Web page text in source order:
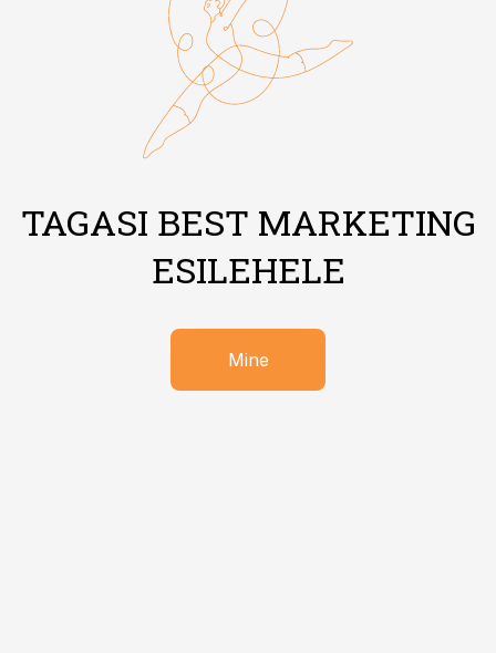
TAGASI BEST MARKETING
ESILEHELE
Mine